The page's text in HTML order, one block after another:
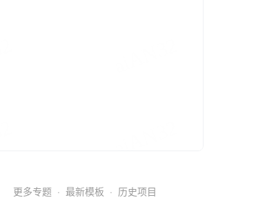
更多专题 · 最新模板 · 历史项目